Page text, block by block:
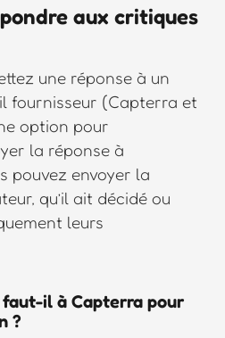
aux critiques
une réponse à un
fournisseur (Capterra et
option pour
la réponse à
pouvez envoyer la
qu’il ait décidé ou
leurs
faut-il à Capterra pour
?